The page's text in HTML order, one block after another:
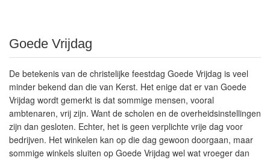
Goede Vrijdag
De betekenis van de christelijke feestdag Goede Vrijdag is veel
minder bekend dan die van Kerst. Het enige dat er van Goede
Vrijdag wordt gemerkt is dat sommige mensen, vooral
ambtenaren, vrij zijn. Want de scholen en de overheidsinstellingen
zijn dan gesloten. Echter, het is geen verplichte vrije dag voor
bedrijven. Het winkelen kan op die dag gewoon doorgaan, maar
sommige winkels sluiten op Goede Vrijdag wel wat vroeger dan